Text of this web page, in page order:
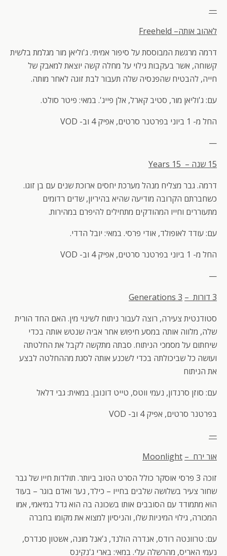
—
לאהוב אותה–
Freeheld
דרמה מרגשת המבוססת על סיפור אמיתי. ג'וליאן מור מגלמת בלשית
קשוחה, אשר בעקבות גילוי על מחלה קשה יוצאת למאבק של
חייה, להבטיח שהפנסיה שלה תעבור לבת זוגה לאחר מותה.
עם: ג'וליאן מור, סטיב קארל, אלן פייג'. במאי: פיטר סולט.
החל מ- 1 ביוני בפרטנר סרטים, אפיק 4 וב- VOD
—
15 שנה –
15
Years
דרמה. גבר מצליח מנהל מערכת יחסים ארוכת שנים עם בן זוגו.
כשחברתם הקרובה מודיעה שהיא בהיריון, שדים רדומים
מתעוררים וחייו המהודקים מתחילים להיפרם במהירות.
עם: עודד לאופולד, אודי פרסי. במאי: יובל הדדי.
החל מ- 1 ביוני בפרטנר סרטים, אפיק 4 וב- VOD
—
3 דורות –
3
Generations
סטודנטית צעירה, רוצה לעבור ניתוח לשינוי מין. האם החד הורית
שלה, מלווה אותה במסע חיפוש אחר אביה שנטש אותה בכדי
שיחתום על מסמכי הניתוח. סבתה מתקשה לקבל את החלטתה
ועושה כל שביכולתה בכדי לשכנע אותה לסגת מההחלטה לבצע
את הניתוח
עם: סוזן סרנדון, נעמי ווטס, טייט דונובן. במאית: גבי דלאל
בפרטנר סרטים, אפיק 4 וב- VOD
—
אור ירח – Moonlight
זוכה 3 פרסי אוסקר כולל הסרט הטוב ביותר. תולדות חייו של גבר
שחור צעיר בשלושה שלבים בחייו – כילד, נער ואדם בוגר – בעוד
הוא מתמודד עם הסובבים אותו בשכונה בה הוא גדל במיאמי, אמו
המכורה, גילוי המיניות שלו, והניסיון למצוא את מקומו בחברה
עם: טרוונטה רודס, אנדרה הולנד, ג'אנל מונה, אשטון סנדרס,
נעמי האריס, מהרשלה עלי. במאי: בארי ג'נקינס